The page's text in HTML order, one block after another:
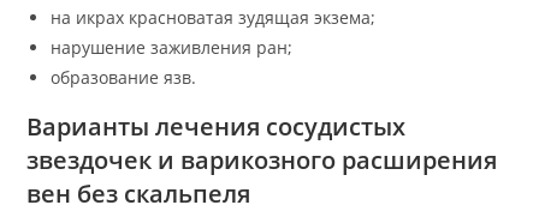
на икрах красноватая зудящая экзема;
нарушение заживления ран;
образование язв.
Варианты лечения сосудистых
звездочек и варикозного расширения
вен без скальпеля